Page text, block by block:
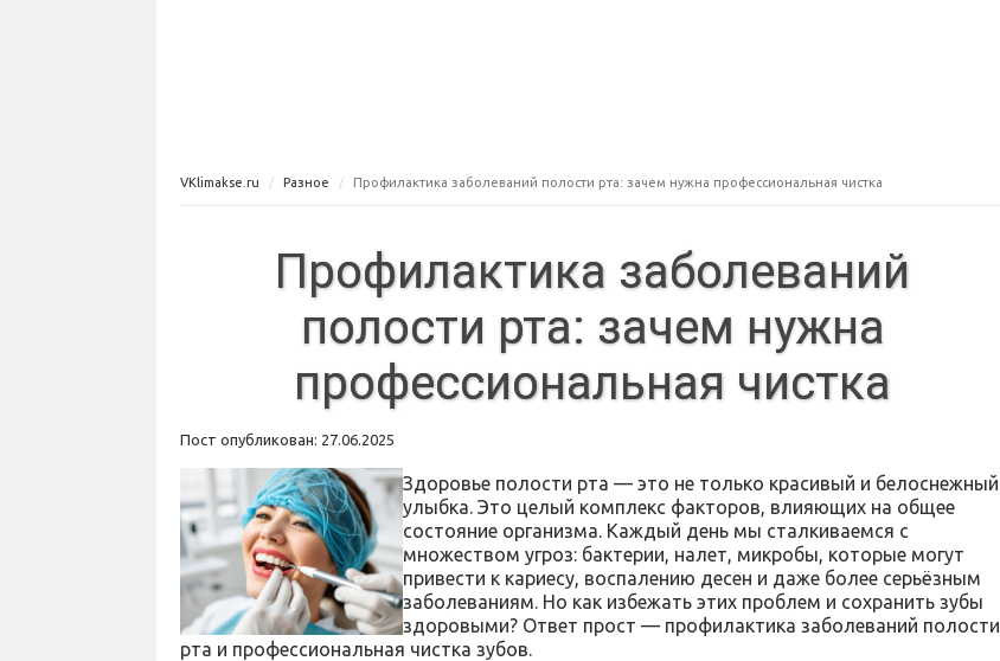
VKlimakse.ru Разное Профилактика заболеваний полости рта: зачем нужна профессиональная чистка
Профилактика заболеваний
полости рта: зачем нужна
профессиональная чистка
Пост опубликован: 27.06.2025
Здоровье полости рта — это не только красивый и белоснежный
улыбка. Это целый комплекс факторов, влияющих на общее
состояние организма. Каждый день мы сталкиваемся с
множеством угроз: бактерии, налет, микробы, которые могут
привести к кариесу, воспалению десен и даже более серьёзным
заболеваниям. Но как избежать этих проблем и сохранить зубы
здоровыми? Ответ прост — профилактика заболеваний полости
рта и профессиональная чистка зубов.